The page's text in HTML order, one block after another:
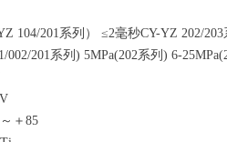
104/201系列） ≤2毫秒CY-YZ 202/
002/201系列) 5MPa(202系列) 6-
＋85